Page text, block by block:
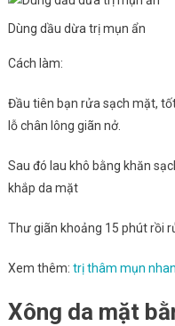
Dùng dầu dừa trị mụn ẩn
Cách làm:
Đầu tiên bạn rửa sạch mặt,
lỗ chân lông giãn nở.
Sau đó lau khô bằng khăn
khắp da mặt
Thư giãn khoảng 15 phút rồi
Xem thêm: trị thâm mụn
Xông da mặt